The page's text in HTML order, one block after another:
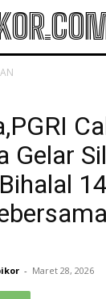
Gelar
- Maret 28, 2026